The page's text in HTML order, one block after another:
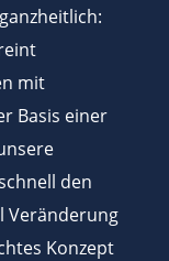
mit
Basis einer
den
Veränderung
Konzept